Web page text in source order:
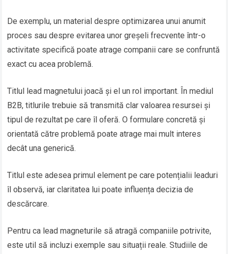
De exemplu, un material despre optimizarea unui anumit
proces sau despre evitarea unor greșeli frecvente într-o
activitate specifică poate atrage companii care se confruntă
exact cu acea problemă.
Titlul lead magnetului joacă și el un rol important. În mediul
B2B, titlurile trebuie să transmită clar valoarea resursei și
tipul de rezultat pe care îl oferă. O formulare concretă și
orientată către problemă poate atrage mai mult interes
decât una generică.
Titlul este adesea primul element pe care potențialii leaduri
îl observă, iar claritatea lui poate influența decizia de
descărcare.
Pentru ca lead magneturile să atragă companiile potrivite,
este util să incluzi exemple sau situații reale. Studiile de